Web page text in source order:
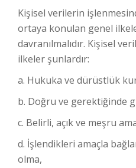
Kişisel verilerin
ortaya konulan genel
davranılmalıdır. Kişisel
ilkeler şunlardır:
a. Hukuka ve dürüstlük
b. Doğru ve gerektiğinde
c. Belirli, açık ve meşru
d. İşlendikleri amaçla
olma,